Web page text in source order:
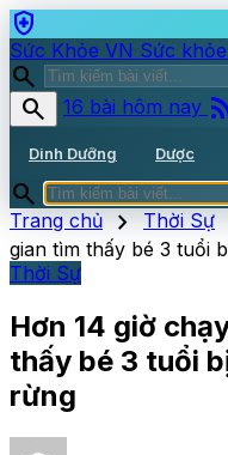
health_and_safety
Sức Khỏe VN Sức
search
search
16 bài hôm nay
Dinh Dưỡng Dược
search
Trang chủ chevron_right Thời Sự
gian tìm thấy bé 3 tuổi
Thời Sự
Hơn 14 giờ
thấy bé 3 tuổi
rừng